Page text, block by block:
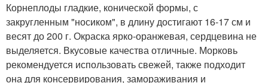
Корнеплоды гладкие, конической формы, с
закругленным "носиком", в длину достигают 16-17 см и
весят до 200 г. Окраска ярко-оранжевая, сердцевина не
выделяется. Вкусовые качества отличные. Морковь
рекомендуется использовать свежей, также подходит
она для консервирования, замораживания и